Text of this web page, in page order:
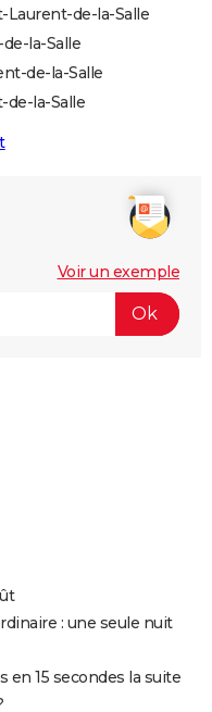
Laurent-de-la-Salle
la-Salle
de-la-Salle
de-la-Salle
Voir un exemple
: une seule nuit
en 15 secondes la suite